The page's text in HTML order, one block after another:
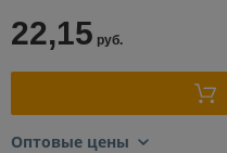
22,15 руб.
Оптовые цены